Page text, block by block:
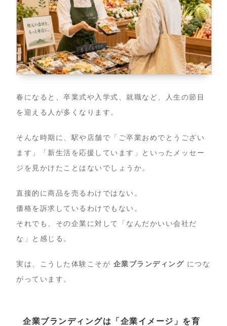
春になると、卒業式や入学式、就職など、人生の節目
を迎える人が多くなります。
そんな時期に、駅や店舗で「ご卒業おめでとうござい
ます」「新生活を応援しています」といったメッセー
ジを見かけたことはないでしょうか。
直接的に商品を売るわけではない。
価格を訴求しているわけでもない。
それでも、その企業に対して「なんだかいい会社だ
な」と感じる。
実は、こうした体験こそが 企業ブランディング につな
がっています。
企業ブランディングは「企業イメージ」を育